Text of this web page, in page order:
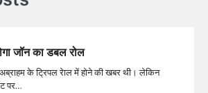
जॉन का डबल रोल
के ट्रिपल रेाल में होने की खबर थी। लेकिन
पर…